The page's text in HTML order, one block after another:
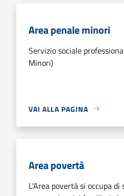
Area penale minori
Servizio sociale
Minori)
VAI ALLA PAGINA
Area povertà
L'Area povertà si occupa